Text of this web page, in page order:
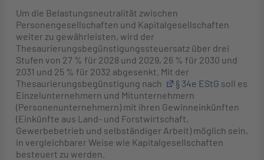
Um die Belastungsneutralität zwischen
Personengesellschaften und Kapitalgesellschaften
weiter zu gewährleisten, wird der
Thesaurierungsbegünstigungssteuersatz über drei
Stufen von 27 % für 2028 und 2029, 26 % für 2030 und
2031 und 25 % für 2032 abgesenkt. Mit der
Thesaurierungsbegünstigung nach
§ 34e EStG soll es
Einzelunternehmern und Mitunternehmern
(Personenunternehmern) mit ihren Gewinneinkünften
(Einkünfte aus Land- und Forstwirtschaft,
Gewerbebetrieb und selbständiger Arbeit) möglich sein,
in vergleichbarer Weise wie Kapitalgesellschaften
besteuert zu werden.